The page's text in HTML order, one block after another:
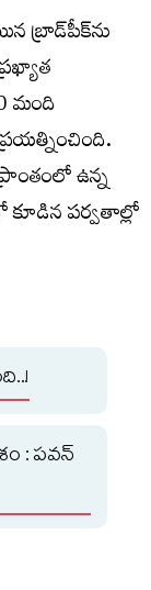
బ్రాడ్‌పీక్‌ను
మంది
ఉన్న
కూడిన పర్వతాల్లో
: పవన్